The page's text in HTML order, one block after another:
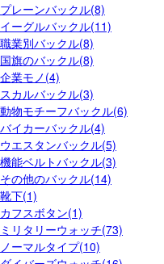
プレーンバックル(8)
イーグルバックル(11)
職業別バックル(8)
国旗のバックル(8)
企業モノ(4)
スカルバックル(3)
動物モチーフバックル(6)
バイカーバックル(4)
ウエスタンバックル(5)
機能ベルトバックル(3)
その他のバックル(14)
靴下(1)
カフスボタン(1)
ミリタリーウォッチ(73)
ノーマルタイプ(10)